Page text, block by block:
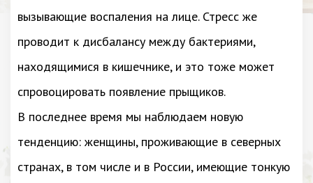
вызывающие воспаления на лице. Стресс же
проводит к дисбалансу между бактериями,
находящимися в кишечнике, и это тоже может
спровоцировать появление прыщиков.
В последнее время мы наблюдаем новую
тенденцию: женщины, проживающие в северных
странах, в том числе и в России, имеющие тонкую